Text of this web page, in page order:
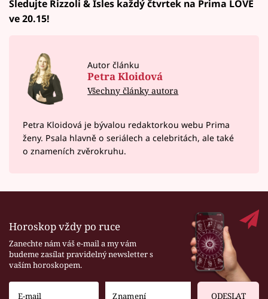
Sledujte Rizzoli & Isles každý čtvrtek na Prima LOVE
ve 20.15!
Autor článku
Petra Kloidová
Všechny články autora
Petra Kloidová je bývalou redaktorkou webu Prima
ženy. Psala hlavně o seriálech a celebritách, ale také
o znameních zvěrokruhu.
Horoskop vždy po ruce
Zanechte nám váš e-mail a my vám
budeme zasílat pravidelný newsletter s
vaším horoskopem.
ODESLAT